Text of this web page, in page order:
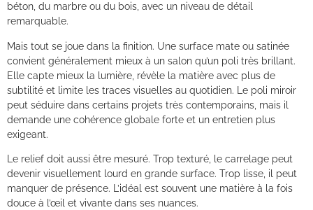
béton, du marbre ou du bois, avec un niveau de détail
remarquable.
Mais tout se joue dans la finition. Une surface mate ou satinée
convient généralement mieux à un salon qu’un poli très brillant.
Elle capte mieux la lumière, révèle la matière avec plus de
subtilité et limite les traces visuelles au quotidien. Le poli miroir
peut séduire dans certains projets très contemporains, mais il
demande une cohérence globale forte et un entretien plus
exigeant.
Le relief doit aussi être mesuré. Trop texturé, le carrelage peut
devenir visuellement lourd en grande surface. Trop lisse, il peut
manquer de présence. L’idéal est souvent une matière à la fois
douce à l’œil et vivante dans ses nuances.